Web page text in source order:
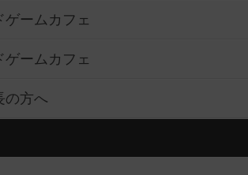
ームカフェ
ームカフェ
の方へ